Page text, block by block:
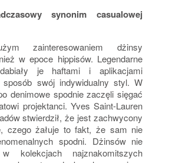
synonim casualowej
zainteresowaniem dżinsy
w epoce hippisów. Legendarne
je haftami i aplikacjami
swój indywidualny styl. W
denimowe spodnie zaczęli sięgać
projektanci. Yves Saint-Lauren
stwierdził, że jest zachwycony
czego żałuje to fakt, że sam nie
spodni. Dżinsów nie
kolekcjach najznakomitszych